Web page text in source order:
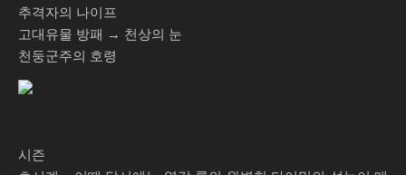
추격자의 나이프
고대유물 방패 → 천상의 눈
천둥군주의 호령
시즌